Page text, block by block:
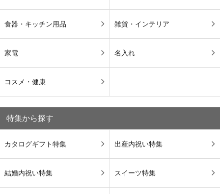
食器・キッチン用品 雑貨・インテリア
家電 名入れ
コスメ・健康
特集から探す
カタログギフト特集 出産内祝い特集
結婚内祝い特集 スイーツ特集